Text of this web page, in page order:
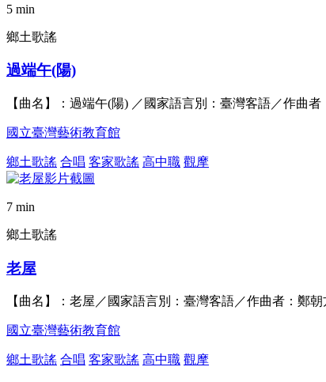
5 min
鄉土歌謠
過端午(陽)
【曲名】：過端午(陽) ／國家語言別：臺灣客語／作
國立臺灣藝術教育館
鄉土歌謠 合唱 客家歌謠 高中職 觀摩
7 min
鄉土歌謠
老屋
【曲名】：老屋／國家語言別：臺灣客語／作曲者：
國立臺灣藝術教育館
鄉土歌謠 合唱 客家歌謠 高中職 觀摩